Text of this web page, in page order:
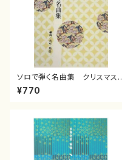
ソロで弾く名曲集 クリスマス・
イブ／恋人がサンタクロース(
箏独奏 /大平光美 編曲/楽
¥770